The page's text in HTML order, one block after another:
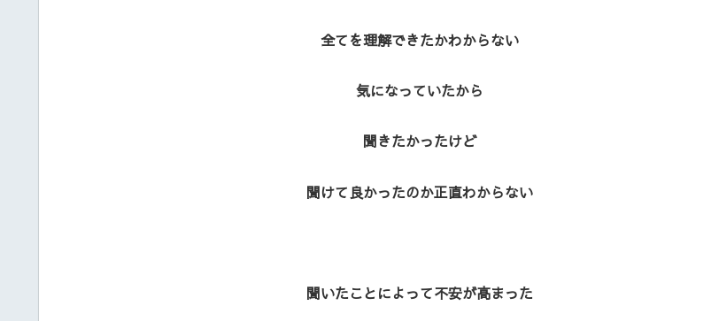
全てを理解できたかわからない
気になっていたから
聞きたかったけど
聞けて良かったのか正直わからない
聞いたことによって不安が高まった